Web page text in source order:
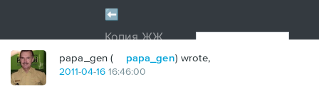
papa_gen ( papa_gen) wrote,
2011-04-16 16:46:00